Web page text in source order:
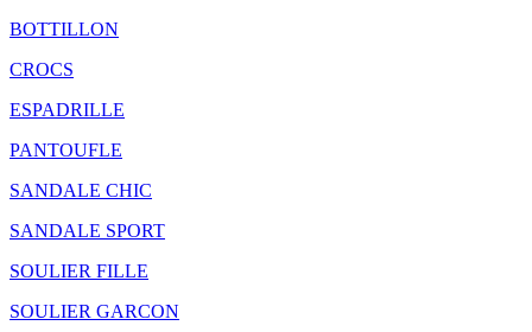
BOTTILLON
CROCS
ESPADRILLE
PANTOUFLE
SANDALE CHIC
SANDALE SPORT
SOULIER FILLE
SOULIER GARCON